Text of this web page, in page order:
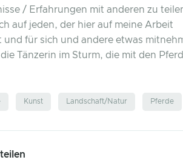
/ Erfahrungen mit anderen zu
auf jeden, der hier auf meine Arbeit
und für sich und andere etwas
Tänzerin im Sturm, die mit den
Kunst Landschaft/Natur Pferde